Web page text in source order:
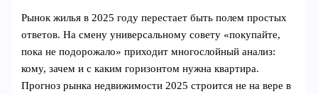
Рынок жилья в 2025 году перестает быть полем простых
ответов. На смену универсальному совету «покупайте,
пока не подорожало» приходит многослойный анализ:
кому, зачем и с каким горизонтом нужна квартира.
Прогноз рынка недвижимости 2025 строится не на вере в